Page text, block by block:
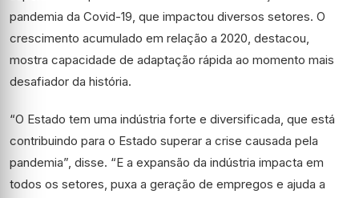
pandemia da Covid-19, que impactou diversos setores. O
crescimento acumulado em relação a 2020, destacou,
mostra capacidade de adaptação rápida ao momento mais
desafiador da história.
“O Estado tem uma indústria forte e diversificada, que está
contribuindo para o Estado superar a crise causada pela
pandemia”, disse. “E a expansão da indústria impacta em
todos os setores, puxa a geração de empregos e ajuda a